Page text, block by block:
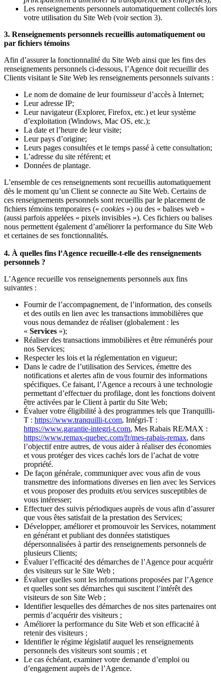
Les renseignements personnels automatiquement collectés lors
votre utilisation du Site Web (voir section 3).
3. Renseignements personnels recueillis automatiquement ou
par fichiers témoins
Afin d’assurer la fonctionnalité du Site Web ainsi que les fins des
renseignements personnels ci-dessous, l’Agence doit recueillir des
Clients visitant le Site Web les renseignements personnels suivants :
Le nom de domaine de leur fournisseur d’accès à Internet;
Leur adresse IP;
Leur navigateur (Explorer, Firefox, etc.) et leur système
d’exploitation (Windows, Mac OS, etc.);
La date et l’heure de leur visite;
Leur pays d’origine;
Leurs pages consultées et le temps passé à cette consultation;
L’adresse du site référent; et
Données de plantage.
L’ensemble de ces renseignements sont recueillis automatiquement
dès le moment qu’un Client se connecte au Site Web. Certains de
ces renseignements personnels sont recueillis par le placement de
fichiers témoins temporaires (« cookies ») ou des « balises web »
(aussi parfois appelées « pixels invisibles »). Ces fichiers ou balises
nous permettent également d’améliorer la performance du Site Web
et certaines de ses fonctionnalités.
4. À quelles fins l’Agence recueille-t-elle des renseignements
personnels ?
L’Agence recueille vos renseignements personnels aux fins
suivantes :
Fournir de l’accompagnement, de l’information, des conseils
et des outils en lien avec les transactions immobilières que
vous nous demandez de réaliser (globalement : les
« Services »);
Réaliser des transactions immobilières et être rémunérés pour
nos Services;
Respecter les lois et la réglementation en vigueur;
Dans le cadre de l’utilisation des Services, émettre des
notifications et alertes afin de vous fournir des informations
spécifiques. Ce faisant, l’Agence a recours à une technologie
permettant d’effectuer du profilage, dont les fonctions doivent
être activées par le Client à partir du Site Web;
Évaluer votre éligibilité à des programmes tels que Tranquilli-
T : https://www.tranquilli-t.com, Intégri-T :
https://www.garantie-integri-t.com, Mes Rabais RE/MAX :
https://www.remax-quebec.com/fr/mes-rabais-remax, dans
l’objectif entre autres, de vous aider à réaliser des économies
et vous protéger des vices cachés lors de l’achat de votre
propriété.
De façon générale, communiquer avec vous afin de vous
transmettre des informations diverses en lien avec les Services
et vous proposer des produits et/ou services susceptibles de
vous intéresser;
Effectuer des suivis périodiques auprès de vous afin d’assurer
que vous êtes satisfait de la prestation des Services;
Développer, améliorer et promouvoir les Services, notamment
en générant et publiant des données statistiques
dépersonnalisées à partir des renseignements personnels de
plusieurs Clients;
Évaluer l’efficacité des démarches de l’Agence pour acquérir
des visiteurs sur le Site Web ;
Évaluer quelles sont les informations proposées par l’Agence
et quelles sont ses démarches qui suscitent l’intérêt des
visiteurs de son Site Web ;
Identifier lesquelles des démarches de nos sites partenaires ont
permis d’acquérir des visiteurs ;
Améliorer la performance du Site Web et son efficacité à
retenir des visiteurs ;
Identifier le régime législatif auquel les renseignements
personnels des visiteurs sont soumis ; et
Le cas échéant, examiner votre demande d’emploi ou
d’engagement auprès de l’Agence.